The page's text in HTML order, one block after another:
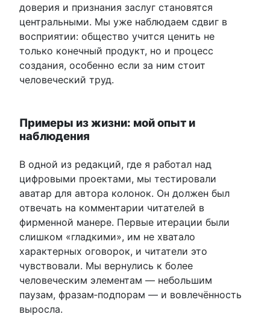
доверия и признания заслуг становятся
центральными. Мы уже наблюдаем сдвиг в
восприятии: общество учится ценить не
только конечный продукт, но и процесс
создания, особенно если за ним стоит
человеческий труд.
Примеры из жизни: мой опыт и
наблюдения
В одной из редакций, где я работал над
цифровыми проектами, мы тестировали
аватар для автора колонок. Он должен был
отвечать на комментарии читателей в
фирменной манере. Первые итерации были
слишком «гладкими», им не хватало
характерных оговорок, и читатели это
чувствовали. Мы вернулись к более
человеческим элементам — небольшим
паузам, фразам‑подпорам — и вовлечённость
выросла.